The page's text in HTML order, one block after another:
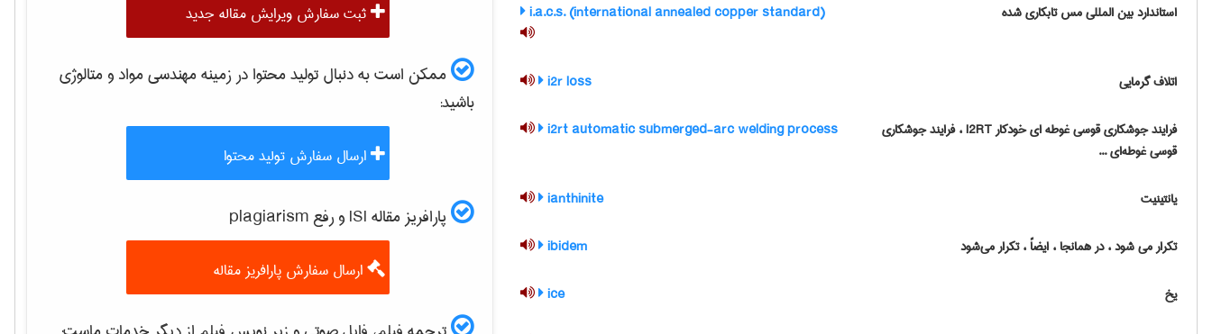
استاندارد بین المللی مس تابکاری شده i.a.c.s. (international annealed copper standard)
اتلاف گرمایی i2r loss
فرایند جوشکاری قوسی غوطه ای خودکار I2RT ، فرایند جوشکاری
قوسی غوطه‌ای ...
i2rt automatic submerged-arc welding process
یانتینیت ianthinite
تکرار می شود ، در همانجا ، ایضاً ، تکرار می‌شود ibidem
یخ ice
ثبت سفارش ویرایش مقاله جدید
ممکن است به دنبال تولید محتوا در زمینهمهندسی مواد و متالوژی
باشید:
ارسال سفارش تولید محتوا
پارافریز مقاله ISI و رفع plagiarism
ارسال سفارش پارافریز مقاله